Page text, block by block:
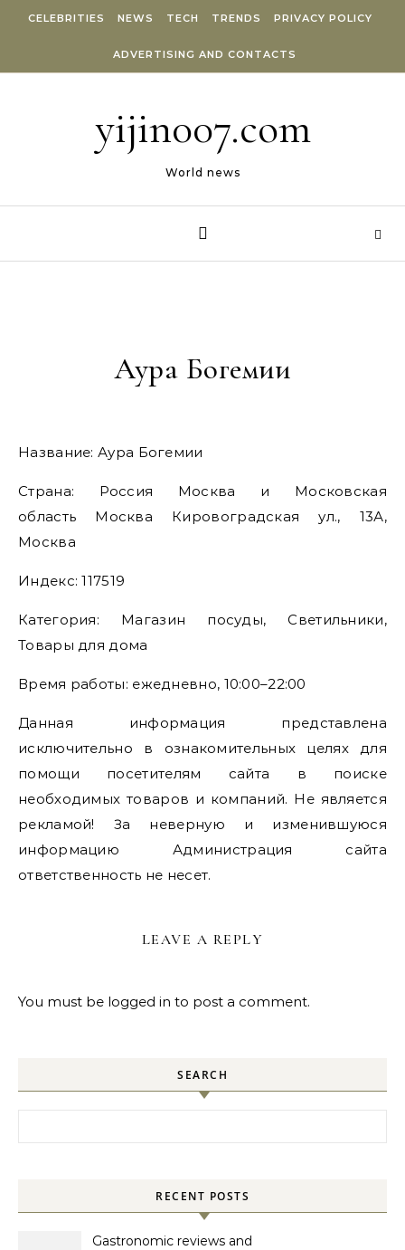
CELEBRITIES NEWS TECH TRENDS PRIVACY POLICY
ADVERTISING AND CONTACTS
yijin007.com
World news
Аура Богемии
Название: Аура Богемии
Страна: Россия Москва и Московская
область Москва Кировоградская ул., 13А,
Москва
Индекс: 117519
Категория: Магазин посуды, Светильники,
Товары для дома
Время работы: ежедневно, 10:00–22:00
Данная информация представлена
исключительно в ознакомительных целях для
помощи посетителям сайта в поиске
необходимых товаров и компаний. Не является
рекламой! За неверную и изменившуюся
информацию Администрация сайта
ответственность не несет.
LEAVE A REPLY
You must be logged in to post a comment.
SEARCH
RECENT POSTS
Gastronomic reviews and